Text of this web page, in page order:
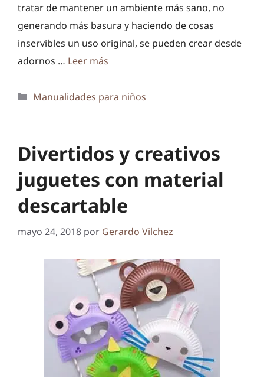
tratar de mantener un ambiente más sano, no
generando más basura y haciendo de cosas
inservibles un uso original, se pueden crear desde
adornos … Leer más
Categorías
Manualidades para niños
Divertidos y creativos
juguetes con material
descartable
mayo 24, 2018 por Gerardo Vilchez